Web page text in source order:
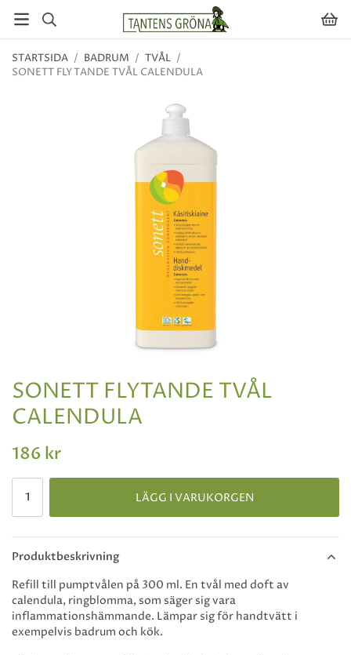
STARTSIDA / BADRUM / TVÅL /
SONETT FLYTANDE TVÅL CALENDULA
SONETT FLYTANDE TVÅL
CALENDULA
186 kr
LÄGG I VARUKORGEN
Produktbeskrivning
Refill till pumptvålen på 300 ml. En tvål med doft av
calendula, ringblomma, som säger sig vara
inflammationshämmande. Lämpar sig för handtvätt i
exempelvis badrum och kök.